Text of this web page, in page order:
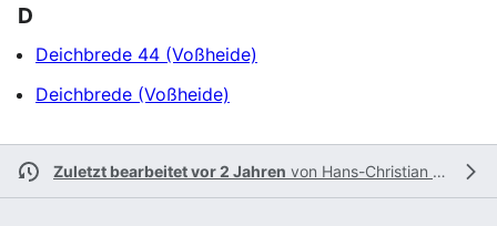
D
Deichbrede 44 (Voßheide)
Deichbrede (Voßheide)
Zuletzt bearbeitet vor 2 Jahren von Hans-Christian Schall